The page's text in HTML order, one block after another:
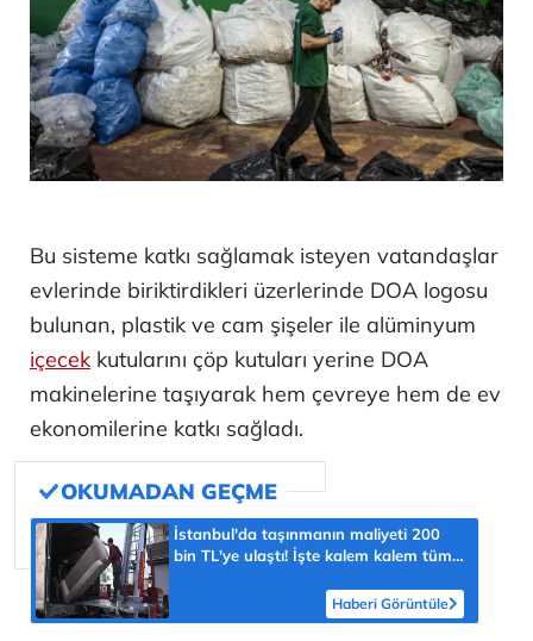
Bu sisteme katkı sağlamak isteyen vatandaşlar
evlerinde biriktirdikleri üzerlerinde DOA logosu
bulunan, plastik ve cam şişeler ile alüminyum
içecek kutularını çöp kutuları yerine DOA
makinelerine taşıyarak hem çevreye hem de ev
ekonomilerine katkı sağladı.
İstanbul'da taşınmanın maliyeti 200
bin TL'ye ulaştı! İşte kalem kalem tüm
Haberi Görüntüle